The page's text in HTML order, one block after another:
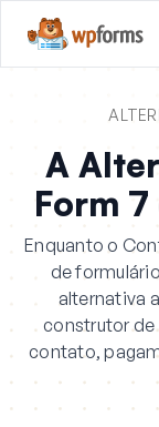
A
Form
Enquanto o
de
alternativa
construtor de
contato,